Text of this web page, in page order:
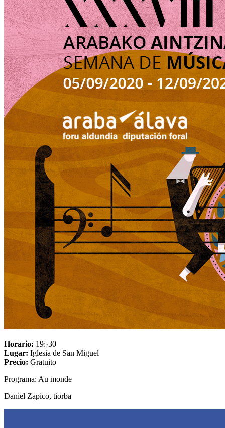
Horario: 19:·30
Lugar: Iglesia de San Miguel
Precio: Gratuito
Programa: Au monde
Daniel Zapico, tiorba